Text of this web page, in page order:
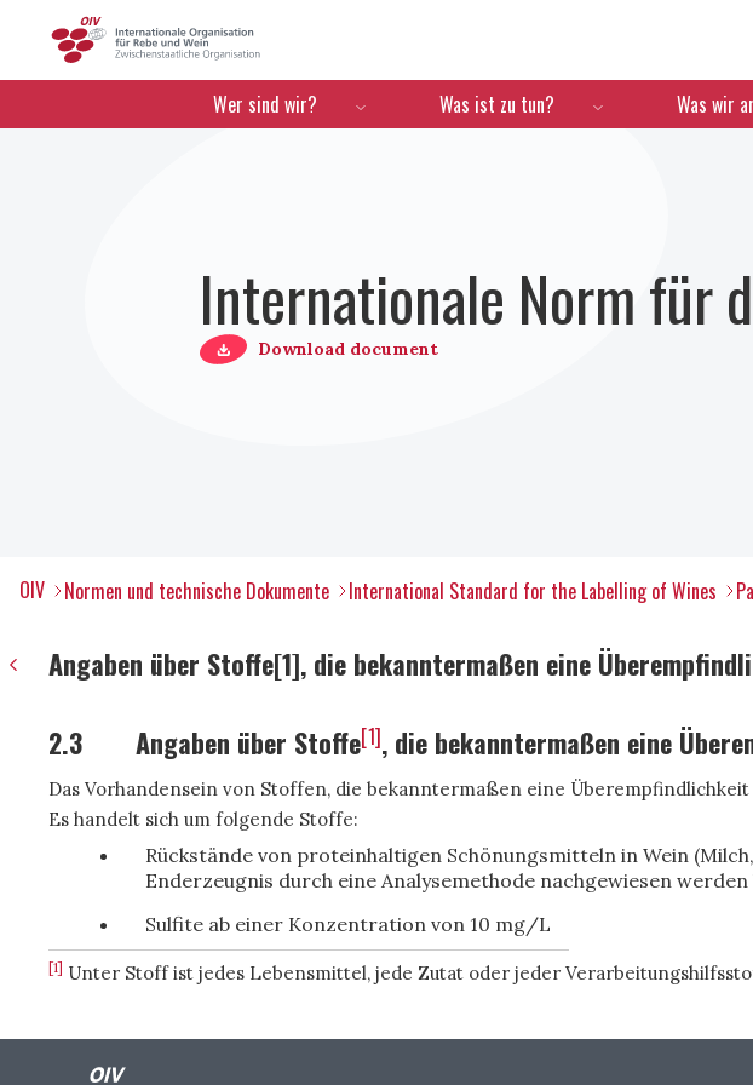
Menú de navegación
Wer sind wir? Was ist zu tun? Was wir
Internationale Norm für
Download document
OIV Normen und technische Dokumente International Standard for the Labelling of Wines
Angaben über Stoffe[1], die bekanntermaßen eine
2.3 Angaben über Stoffe[1], die bekanntermaßen eine
Das Vorhandensein von Stoffen, die bekanntermaßen eine
Es handelt sich um folgende Stoffe:
Rückstände von proteinhaltigen Schönungsmitteln in Wein
Enderzeugnis durch eine Analysemethode nachgewiesen
Sulfite ab einer Konzentration von 10 mg/L
[1] Unter Stoff ist jedes Lebensmittel, jede Zutat oder jeder